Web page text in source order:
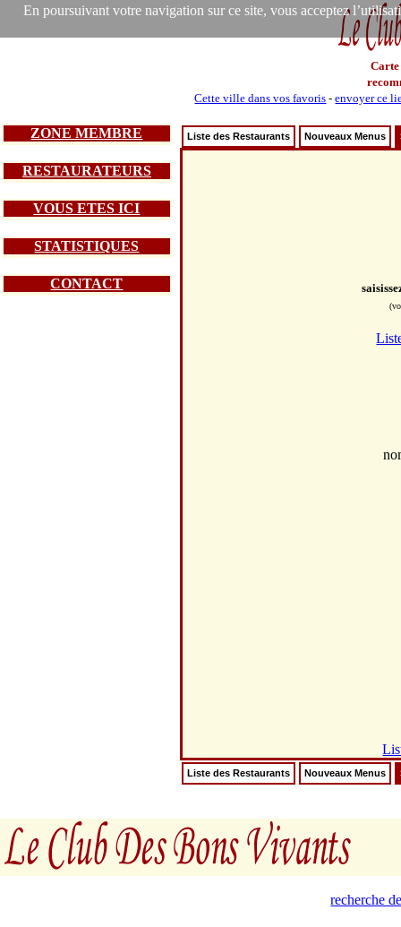
En poursuivant votre navigation sur ce site, vous acceptez
Carte
Cette ville dans vos favoris -envoyer ce
ZONE MEMBRE
RESTAURATEURS
VOUS ETES ICI
STATISTIQUES
CONTACT
Liste des Restaurants Nouveaux Menus
Liste des Restaurants Nouveaux Menus
recherche